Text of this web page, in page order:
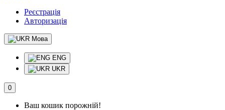
Реєстрація
Авторизація
Мова
ENG
UKR
0
Ваш кошик порожній!